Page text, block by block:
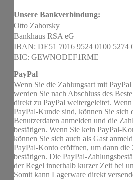
Unsere Bankverbindung:
Otto Zahorsky
Bankhaus RSA eG
IBAN: DE51 7016 9524 0100 5274
BIC: GEWNODEF1RME
PayPal
Wenn Sie die Zahlungsart mit
werden Sie nach Abschluss des
direkt zu PayPal weitergeleitet.
PayPal-Kunde sind, können Sie sich
Benutzerdaten anmelden und die
bestätigen. Wenn Sie kein PayPal-
können Sie sich auch als Gast
PayPal-Konto eröffnen, um dann die
bestätigen. Die PayPal-
der Regel innerhalb kurzer Zeit bei
Somit kann Lagerware direkt